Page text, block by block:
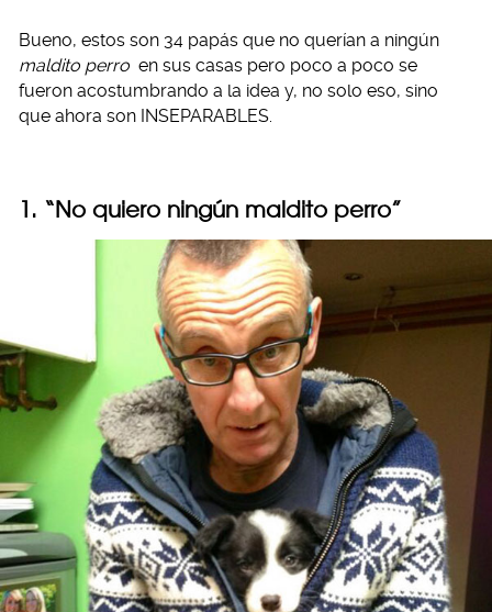
Bueno, estos son 34 papás que no querían a ningún
maldito perro en sus casas pero poco a poco se
fueron acostumbrando a la idea y, no solo eso, sino
que ahora son INSEPARABLES.
1. “No quiero ningún maldito perro”